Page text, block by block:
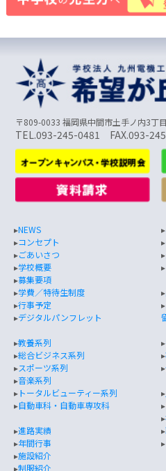
〒809-0033 福岡県中間市土手ノ内3丁
TEL.093-245-0481 FAX.093-
▸NEWS
▸コンセプト
▸ごあいさつ
▸学校概要
▸募集要項
▸学費／特待生制度
▸行事予定
▸デジタルパンフレット
▸教養系列
▸総合ビジネス系列
▸スポーツ系列
▸音楽系列
▸トータルビューティー系列
▸自動車科・自動車専攻科
▸進路実績
▸年間行事
▸施設紹介
▸制服紹介
▸
▸
▸
▸
▸
▸
▸
▸
▸
▸
▸
▸
▸
▸